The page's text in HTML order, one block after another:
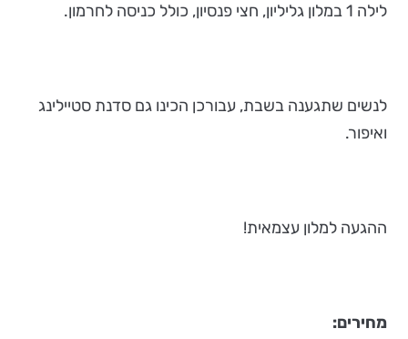
לילה 1 במלון גליליון, חצי פנסיון, כולל כניסה לחרמון.
לנשים שתגענה בשבת, עבורכן הכינו גם סדנת סטיילינג
ואיפור.
ההגעה למלון עצמאית!
מחירים: